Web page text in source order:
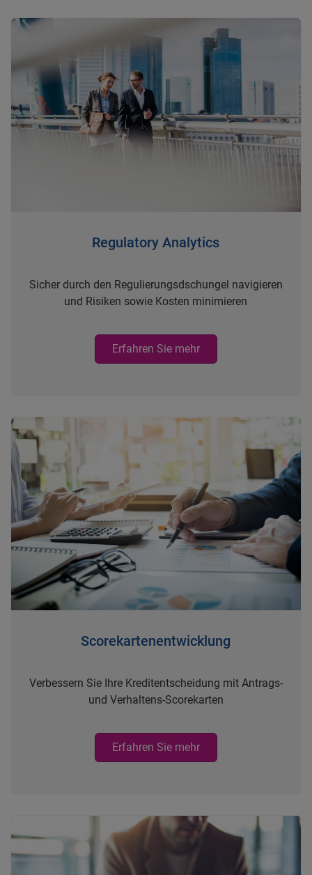
Regulatory Analytics
Sicher durch den Regulierungsdschungel navigieren
und Risiken sowie Kosten minimieren
Erfahren Sie mehr
Scorekartenentwicklung
Verbessern Sie Ihre Kreditentscheidung mit Antrags-
und Verhaltens-Scorekarten
Erfahren Sie mehr